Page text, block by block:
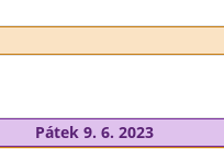
Pátek 9. 6. 2023